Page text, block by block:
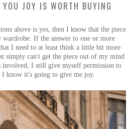
JOY IS WORTH BUYING
above is yes, then I know that the piece
wardrobe. If the answer to one or more
I need to at least think a little bit more
simply can't get the piece out of my mind
involved, I still give myself permission to
I know it's going to give me joy.